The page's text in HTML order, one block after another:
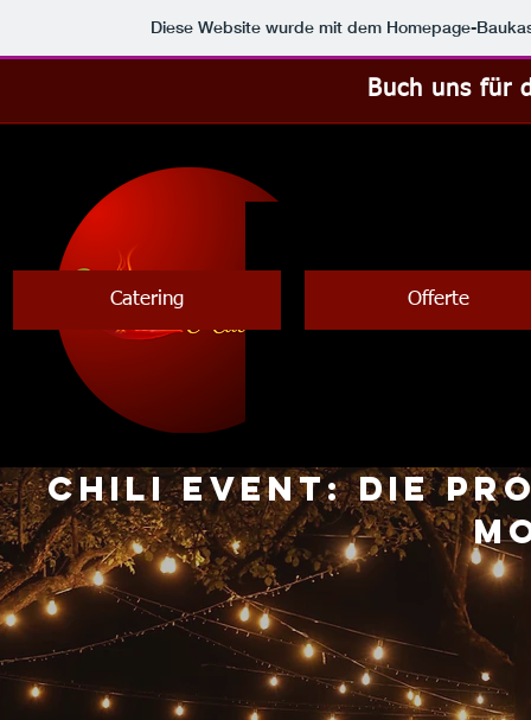
Diese Website wurde mit dem Homepage-
Buch uns für
Catering Offerte
Chili Event: Die